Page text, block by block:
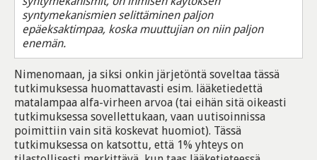
syntymekanismien selittäminen paljon
epäeksaktimpaa, koska muuttujian on niin paljon
enemän.
Nimenomaan, ja siksi onkin järjetöntä soveltaa tässä
tutkimuksessa huomattavasti esim. lääketiedettä
matalampaa alfa-virheen arvoa (tai eihän sitä oikeasti
tutkimuksessa sovellettukaan, vaan uutisoinnissa
poimittiin vain sitä koskevat huomiot). Tässä
tutkimuksessa on katsottu, että 1% yhteys on